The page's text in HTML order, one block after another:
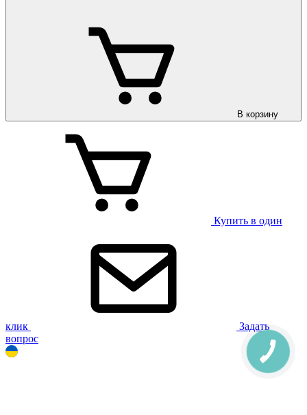
В корзину
Купить в один
клик
Задать
вопрос